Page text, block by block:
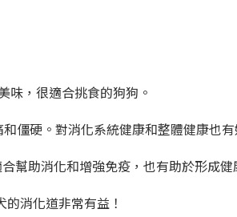
味，很適合挑食的狗狗。
僵硬。對消化系統健康和整體健康也
幫助消化和增強免疫，也有助於形成
消化道非常有益！